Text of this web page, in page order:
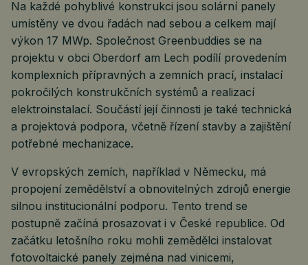
Na každé pohyblivé konstrukci jsou solární panely
umístěny ve dvou řadách nad sebou a celkem mají
výkon 17 MWp. Společnost Greenbuddies se na
projektu v obci Oberdorf am Lech podílí provedením
komplexních přípravných a zemních prací, instalací
pokročilých konstrukčních systémů a realizací
elektroinstalací. Součástí její činnosti je také technická
a projektová podpora, včetně řízení stavby a zajištění
potřebné mechanizace.
V evropských zemích, například v Německu, má
propojení zemědělství a obnovitelných zdrojů energie
silnou institucionální podporu. Tento trend se
postupně začíná prosazovat i v České republice. Od
začátku letošního roku mohli zemědělci instalovat
fotovoltaické panely zejména nad vinicemi,